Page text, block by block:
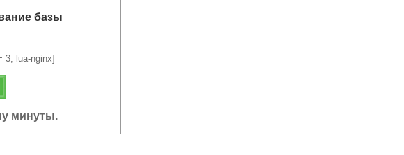
базы
3, lua-nginx]
минуты.